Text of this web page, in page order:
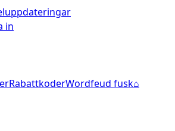
in
RabattkoderWordfeud fusk⌂